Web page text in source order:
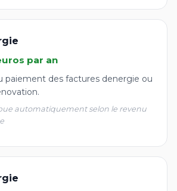
par an
paiement des factures denergie ou
automatiquement selon le revenu